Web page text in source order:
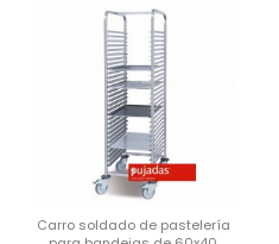
Carro soldado de pastelería